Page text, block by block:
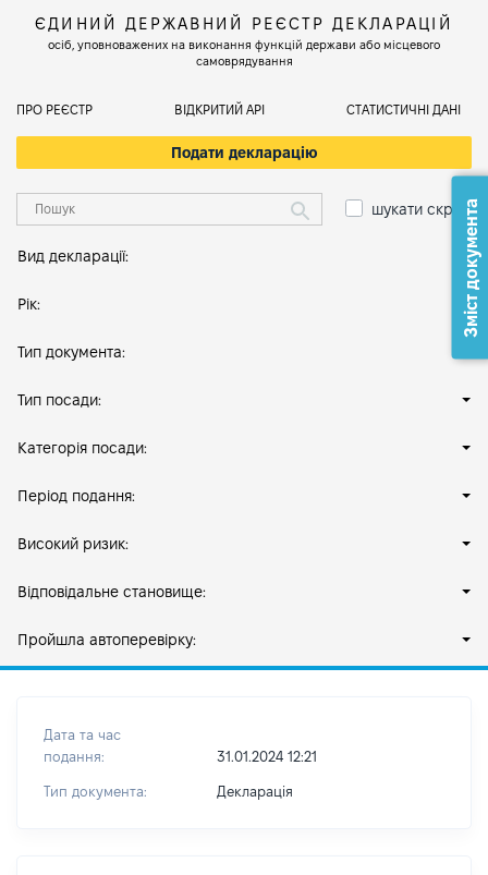
ЄДИНИЙ ДЕРЖАВНИЙ РЕЄСТР ДЕКЛАРАЦІЙ
осіб, уповноважених на виконання функцій держави або місцевого
самоврядування
ПРО РЕЄСТР ВІДКРИТИЙ АРІ СТАТИСТИЧНІ ДАНІ
Подати декларацію
шукати скрізь
Вид декларації:
Рік:
Тип документа:
Тип посади:
Категорія посади:
Період подання:
Високий ризик:
Відповідальне становище:
Пройшла автоперевірку:
Дата та час
подання:
31.01.2024 12:21
Тип документа: Декларація
Зміст документа